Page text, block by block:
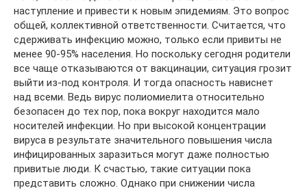
наступление и привести к новым эпидемиям. Это вопрос
общей, коллективной ответственности. Считается, что
сдерживать инфекцию можно, только если привиты не
менее 90-95% населения. Но поскольку сегодня родители
все чаще отказываются от вакцинации, ситуация грозит
выйти из-под контроля. И тогда опасность нависнет
над всеми. Ведь вирус полиомиелита относительно
безопасен до тех пор, пока вокруг находится мало
носителей инфекции. Но при высокой концентрации
вируса в результате значительного повышения числа
инфицированных заразиться могут даже полностью
привитые люди. К счастью, такие ситуации пока
представить сложно. Однако при снижении числа